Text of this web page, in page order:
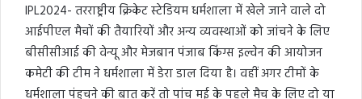
IPL2024- तरराष्ट्रीय क्रिकेट स्टेडियम धर्मशाला में खेले जाने वाले दो
आईपीएल मैचों की तैयारियों और अन्य व्यवस्थाओं को जांचने के लिए
बीसीसीआई की वेन्यू और मेजबान पंजाब किंग्स इल्वेन की आयोजन
कमेटी की टीम ने धर्मशाला में डेरा डाल दिया है। वहीं अगर टीमों के
धर्मशाला पंहुचने की बात करें तो पांच मई के पहले मैच के लिए दो या